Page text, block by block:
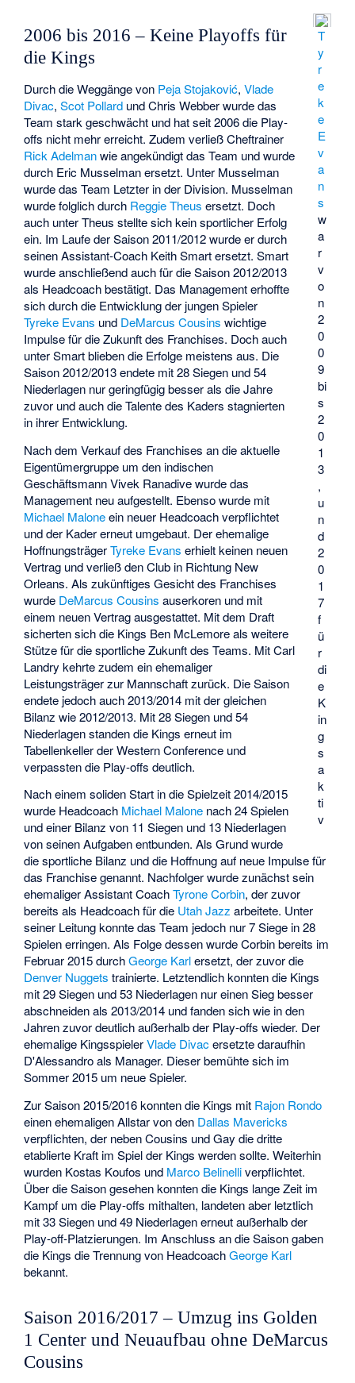
T
y
r
e
k
e
E
v
a
n
s
w
a
r
v
o
n
2
0
0
9
bi
s
2
0
1
3
,
u
n
d
2
0
1
7
f
ü
r
di
e
K
in
g
s
a
k
ti
v
2006 bis 2016 – Keine Playoffs für
die Kings
Durch die Weggänge von Peja Stojaković,Vlade
Divac,Scot Pollard und Chris Webber wurde das
Team stark geschwächt und hat seit 2006 die Play-
offs nicht mehr erreicht. Zudem verließ Cheftrainer
Rick Adelmanwie angekündigt das Team und wurde
durch Eric Musselmanersetzt. Unter Musselman
wurde das Team Letzter in der Division. Musselman
wurde folglich durch Reggie Theus ersetzt. Doch
auch unter Theus stellte sich kein sportlicher Erfolg
ein. Im Laufe der Saison 2011/2012 wurde er durch
seinen Assistant-Coach Keith Smart ersetzt. Smart
wurde anschließend auch für die Saison 2012/2013
als Headcoach bestätigt. Das Management erhoffte
sich durch die Entwicklung der jungen Spieler
Tyreke Evans und DeMarcus Cousins wichtige
Impulse für die Zukunft des Franchises. Doch auch
unter Smart blieben die Erfolge meistens aus. Die
Saison 2012/2013 endete mit 28 Siegen und 54
Niederlagen nur geringfügig besser als die Jahre
zuvor und auch die Talente des Kaders stagnierten
in ihrer Entwicklung.
Nach dem Verkauf des Franchises an die aktuelle
Eigentümergruppe um den indischen
Geschäftsmann Vivek Ranadive wurde das
Management neu aufgestellt. Ebenso wurde mit
Michael Maloneein neuer Headcoach verpflichtet
und der Kader erneut umgebaut. Der ehemalige
HoffnungsträgerTyreke Evans erhielt keinen neuen
Vertrag und verließ den Club in Richtung New
Orleans. Als zukünftiges Gesicht des Franchises
wurde DeMarcus Cousins auserkoren und mit
einem neuen Vertrag ausgestattet. Mit dem Draft
sicherten sich die Kings Ben McLemoreals weitere
Stütze für die sportliche Zukunft des Teams. MitCarl
Landry kehrte zudem ein ehemaliger
Leistungsträger zur Mannschaft zurück. Die Saison
endete jedoch auch 2013/2014 mit der gleichen
Bilanz wie 2012/2013. Mit 28 Siegen und 54
Niederlagen standen die Kings erneut im
Tabellenkeller der Western Conference und
verpassten die Play-offs deutlich.
Nach einem soliden Start in die Spielzeit 2014/2015
wurde Headcoach Michael Malone nach 24 Spielen
und einer Bilanz von 11 Siegen und 13 Niederlagen
von seinen Aufgaben entbunden. Als Grund wurde
die sportliche Bilanz und die Hoffnung auf neue Impulse für
das Franchise genannt. Nachfolger wurde zunächst sein
ehemaliger Assistant CoachTyrone Corbin, der zuvor
bereits als Headcoach für die Utah Jazz arbeitete. Unter
seiner Leitung konnte das Team jedoch nur 7 Siege in 28
Spielen erringen. Als Folge dessen wurde Corbin bereits im
Februar 2015 durchGeorge Karlersetzt, der zuvor die
Denver Nuggets trainierte. Letztendlich konnten die Kings
mit 29 Siegen und 53 Niederlagen nur einen Sieg besser
abschneiden als 2013/2014 und fanden sich wie in den
Jahren zuvor deutlich außerhalb der Play-offs wieder. Der
ehemalige KingsspielerVlade Divacersetzte daraufhin
D'Alessandro als Manager. Dieser bemühte sich im
Sommer 2015 um neue Spieler.
Zur Saison 2015/2016 konnten die Kings mit Rajon Rondo
einen ehemaligen Allstar von den Dallas Mavericks
verpflichten, der neben Cousins und Gay die dritte
etablierte Kraft im Spiel der Kings werden sollte. Weiterhin
wurden Kostas Koufos und Marco Belinelliverpflichtet.
Über die Saison gesehen konnten die Kings lange Zeit im
Kampf um die Play-offs mithalten, landeten aber letztlich
mit 33 Siegen und 49 Niederlagen erneut außerhalb der
Play-off-Platzierungen. Im Anschluss an die Saison gaben
die Kings die Trennung von HeadcoachGeorge Karl
bekannt.
Saison 2016/2017 – Umzug ins Golden
1 Center und Neuaufbau ohne DeMarcus
Cousins